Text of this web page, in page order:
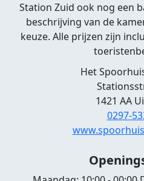
Station Zuid ook nog een
beschrijving van de
keuze. Alle prijzen zijn
Het
1421 AA
0297-